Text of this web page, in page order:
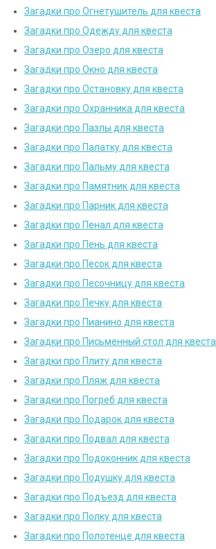
Загадки про Огнетушитель для квеста
Загадки про Одежду для квеста
Загадки про Озеро для квеста
Загадки про Окно для квеста
Загадки про Остановку для квеста
Загадки про Охранника для квеста
Загадки про Пазлы для квеста
Загадки про Палатку для квеста
Загадки про Пальму для квеста
Загадки про Памятник для квеста
Загадки про Парник для квеста
Загадки про Пенал для квеста
Загадки про Пень для квеста
Загадки про Песок для квеста
Загадки про Песочницу для квеста
Загадки про Печку для квеста
Загадки про Пианино для квеста
Загадки про Письменный стол для квеста
Загадки про Плиту для квеста
Загадки про Пляж для квеста
Загадки про Погреб для квеста
Загадки про Подарок для квеста
Загадки про Подвал для квеста
Загадки про Подоконник для квеста
Загадки про Подушку для квеста
Загадки про Подъезд для квеста
Загадки про Полку для квеста
Загадки про Полотенце для квеста